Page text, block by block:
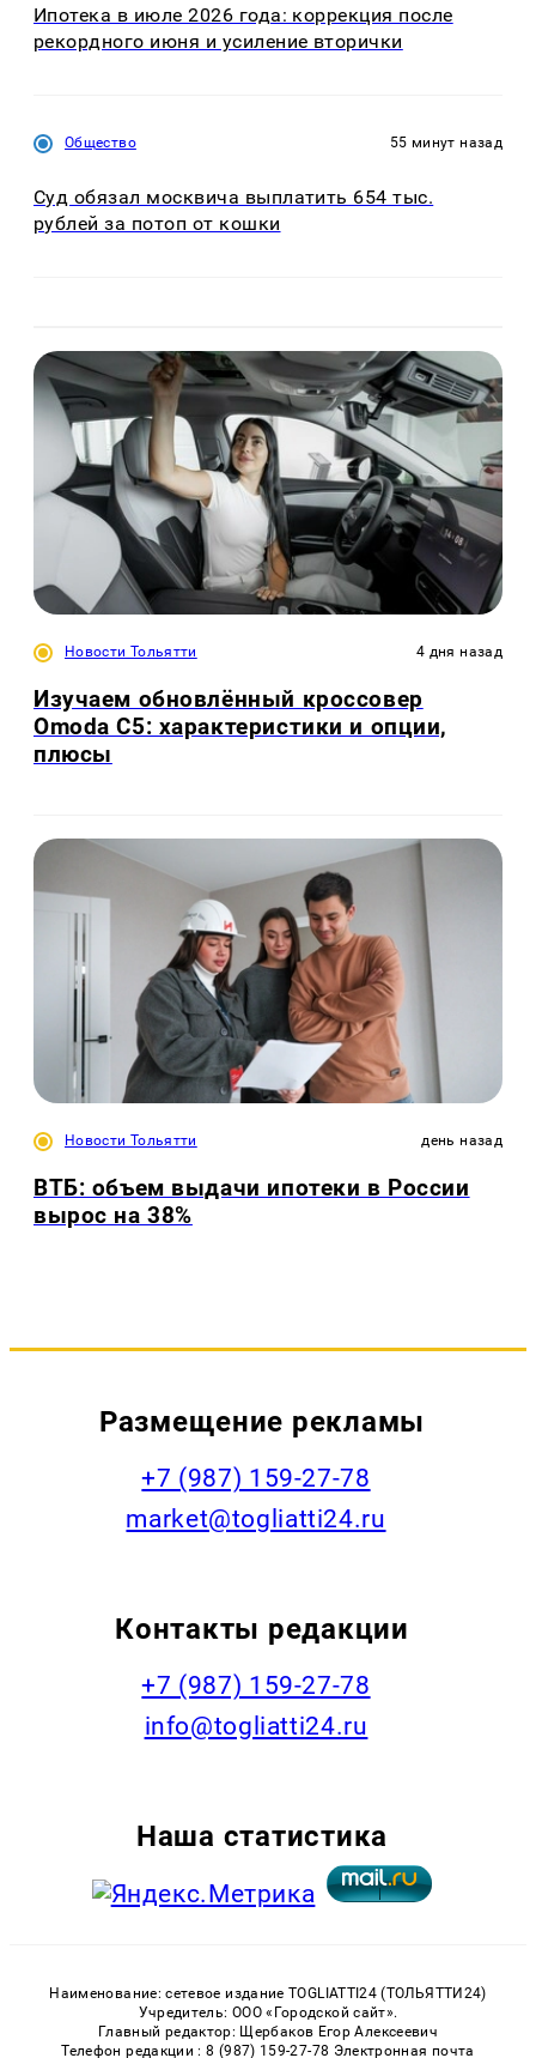
Ипотека в июле 2026 года: коррекция после
рекордного июня и усиление вторички
Общество 55 минут назад
Суд обязал москвича выплатить 654 тыс.
рублей за потоп от кошки
Новости Тольятти 4 дня назад
Изучаем обновлённый кроссовер
Omoda C5: характеристики и опции,
плюсы
Новости Тольятти день назад
ВТБ: объем выдачи ипотеки в России
вырос на 38%
Размещение рекламы
+7 (987) 159-27-78
market@togliatti24.ru
Контакты редакции
+7 (987) 159-27-78
info@togliatti24.ru
Наша статистика
Наименование: сетевое издание TOGLIATTI24 (ТОЛЬЯТТИ24)
Учредитель: ООО «Городской сайт».
Главный редактор: Щербаков Егор Алексеевич
Телефон редакции : 8 (987) 159-27-78 Электронная почта